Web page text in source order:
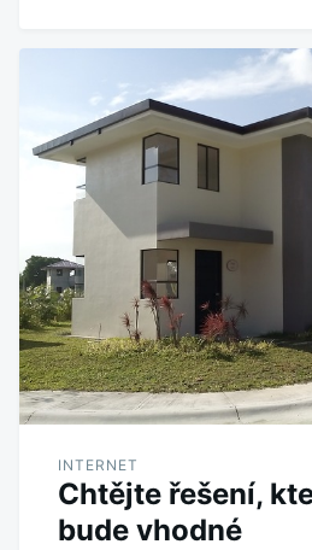
INTERNET
Chtějte řešení,
bude vhodné